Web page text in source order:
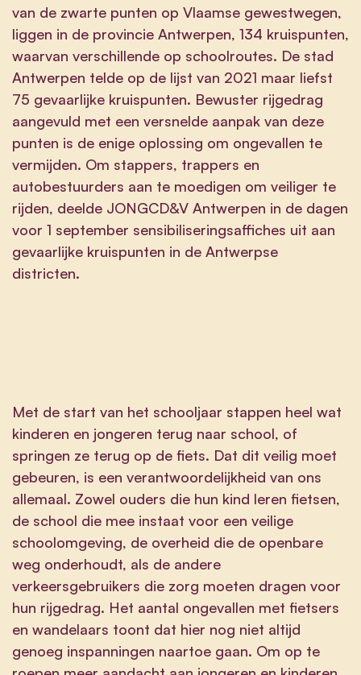
van de zwarte punten op Vlaamse gewestwegen,
liggen in de provincie Antwerpen, 134 kruispunten,
waarvan verschillende op schoolroutes. De stad
Antwerpen telde op de lijst van 2021 maar liefst
75 gevaarlijke kruispunten. Bewuster rijgedrag
aangevuld met een versnelde aanpak van deze
punten is de enige oplossing om ongevallen te
vermijden. Om stappers, trappers en
autobestuurders aan te moedigen om veiliger te
rijden, deelde JONGCD&V Antwerpen in de dagen
voor 1 september sensibiliseringsaffiches uit aan
gevaarlijke kruispunten in de Antwerpse
districten.
Met de start van het schooljaar stappen heel wat
kinderen en jongeren terug naar school, of
springen ze terug op de fiets. Dat dit veilig moet
gebeuren, is een verantwoordelijkheid van ons
allemaal. Zowel ouders die hun kind leren fietsen,
de school die mee instaat voor een veilige
schoolomgeving, de overheid die de openbare
weg onderhoudt, als de andere
verkeersgebruikers die zorg moeten dragen voor
hun rijgedrag. Het aantal ongevallen met fietsers
en wandelaars toont dat hier nog niet altijd
genoeg inspanningen naartoe gaan. Om op te